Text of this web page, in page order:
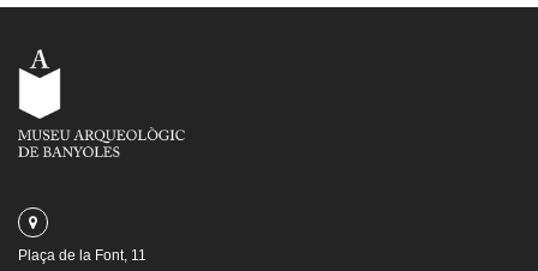
Plaça de la Font, 11